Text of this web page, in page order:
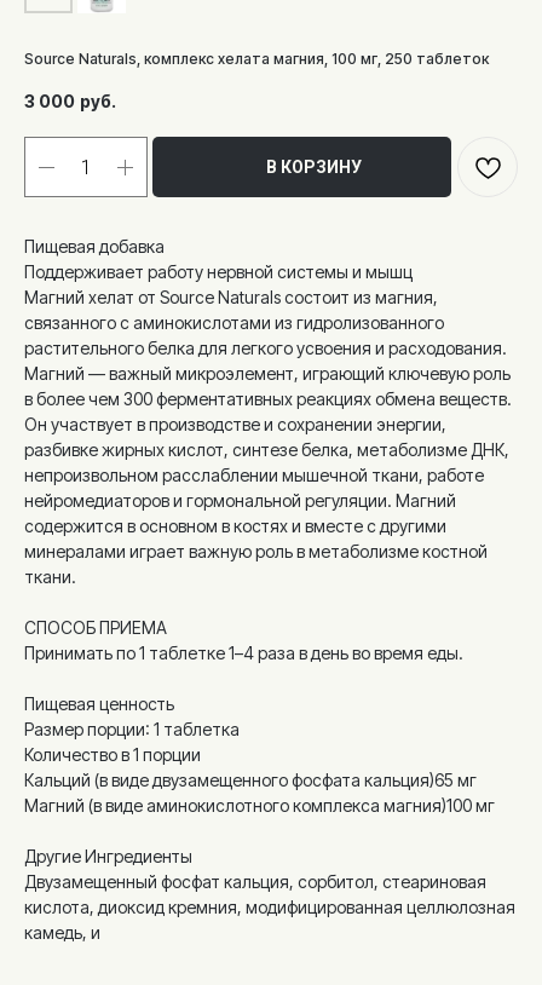
Source Naturals, комплекс хелата магния, 100 мг, 250 таблеток
3 000 руб.
В КОРЗИНУ
Пищевая добавка
Поддерживает работу нервной системы и мышц
Магний хелат от Source Naturals состоит из магния,
связанного с аминокислотами из гидролизованного
растительного белка для легкого усвоения и расходования.
Магний — важный микроэлемент, играющий ключевую роль
в более чем 300 ферментативных реакциях обмена веществ.
Он участвует в производстве и сохранении энергии,
разбивке жирных кислот, синтезе белка, метаболизме ДНК,
непроизвольном расслаблении мышечной ткани, работе
нейромедиаторов и гормональной регуляции. Магний
содержится в основном в костях и вместе с другими
минералами играет важную роль в метаболизме костной
ткани.
СПОСОБ ПРИЕМА
Принимать по 1 таблетке 1–4 раза в день во время еды.
Пищевая ценность
Размер порции: 1 таблетка
Количество в 1 порции
Кальций (в виде двузамещенного фосфата кальция)65 мг
Магний (в виде аминокислотного комплекса магния)100 мг
Другие Ингредиенты
Двузамещенный фосфат кальция, сорбитол, стеариновая
кислота, диоксид кремния, модифицированная целлюлозная
камедь, и